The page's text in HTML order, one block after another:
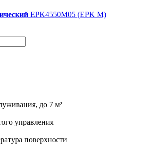
EPK4550M05 (EPK M)
до 7 м²
управления
поверхности